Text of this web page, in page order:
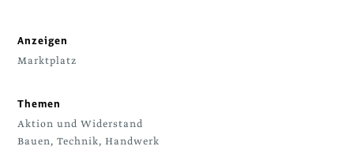
Anzeigen
Marktplatz
Themen
Aktion und Widerstand
Bauen, Technik, Handwerk